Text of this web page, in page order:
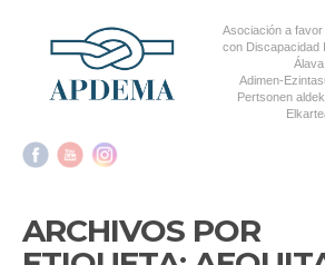
Asociación a
con Discapacidad
Álava
Adimen-
Pertsonen
ARCHIVOS POR